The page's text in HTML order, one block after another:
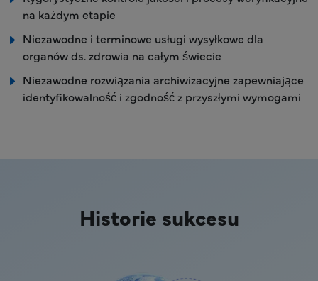
na każdym etapie
Niezawodne i terminowe usługi wysyłkowe dla
organów ds. zdrowia na całym świecie
Niezawodne rozwiązania archiwizacyjne zapewniające
identyfikowalność i zgodność z przyszłymi wymogami
Historie sukcesu